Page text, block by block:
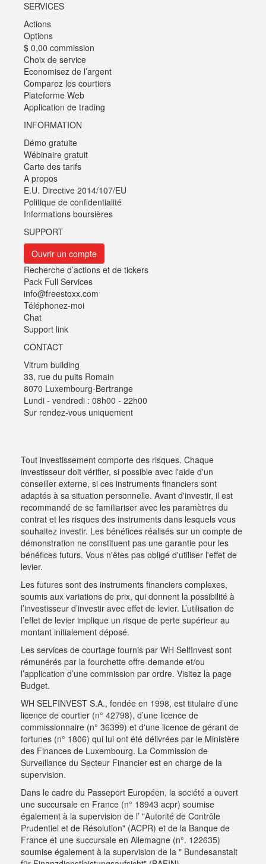
SERVICES
Actions
Options
$ 0,00 commission
Choix de service
Economisez de l’argent
Comparez les courtiers
Plateforme Web
Application de trading
INFORMATION
Démo gratuite
Wébinaire gratuit
Carte des tarifs
A propos
E.U. Directive 2014/107/EU
Politique de confidentialité
Informations boursières
SUPPORT
Ouvrir un compte
Recherche d’actions et de tickers
Pack Full Services
info@freestoxx.com
Téléphonez-moi
Chat
Support link
CONTACT
Vitrum building
33, rue du puits Romain
8070 Luxembourg-Bertrange
Lundi - vendredi : 08h00 - 22h00
Sur rendez-vous uniquement
Tout investissement comporte des risques. Chaque
investisseur doit vérifier, si possible avec l'aide d'un
conseiller externe, si ces instruments financiers sont
adaptés à sa situation personnelle. Avant d'investir, il est
recommandé de se familiariser avec les paramètres du
contrat et les risques des instruments dans lesquels vous
souhaitez investir. Les bénéfices réalisés sur un compte de
démonstration ne constituent pas une garantie pour les
bénéfices futurs. Vous n'êtes pas obligé d'utiliser l'effet de
levier.
Les futures sont des instruments financiers complexes,
soumis aux variations de prix, qui donnent la possibilité à
l’investisseur d’investir avec effet de levier. L’utilisation de
l’effet de levier implique un risque de perte supérieur au
montant initialement déposé.
Les services de courtage fournis par WH SelfInvest sont
rémunérés par la fourchette offre-demande et/ou
l’application d’une commission par ordre. Visitez la page
Budget.
WH SELFINVEST S.A., fondée en 1998, est titulaire d’une
licence de courtier (n° 42798), d’une licence de
commissionnaire (n° 36399) et d'une licence de gérant de
fortunes (n° 1806) qui lui ont été délivrées par le Ministère
des Finances de Luxembourg. La Commission de
Surveillance du Secteur Financier est en charge de la
supervision.
Dans le cadre du Passeport Européen, la société a ouvert
une succursale en France (n° 18943 acpr) soumise
également à la supervision de l’ "Autorité de Contrôle
Prudentiel et de Résolution" (ACPR) et de la Banque de
France et une succursale en Allemagne (n°. 122635)
soumise également à la supervision de la " Bundesanstalt